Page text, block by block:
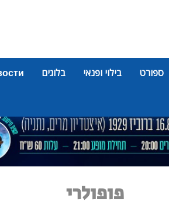
ספורט בילוי ופנאי בלוגים
פופולרי